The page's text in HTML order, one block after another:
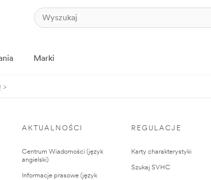
Marki
AKTUALNOŚCI
Centrum Wiadomości (język
angielski)
Informacje prasowe (język
REGULACJE
Karty charakterystyki
Szukaj SVHC